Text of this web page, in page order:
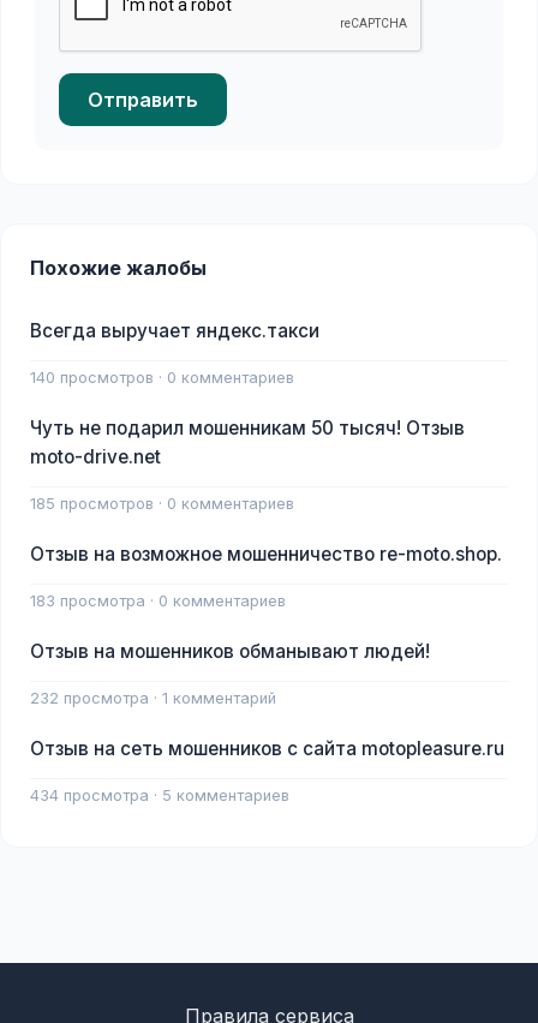
Отправить
Похожие жалобы
Всегда выручает яндекс.такси
140 просмотров · 0 комментариев
Чуть не подарил мошенникам 50 тысяч! Отзыв
moto-drive.net
185 просмотров · 0 комментариев
Отзыв на возможное мошенничество re-moto.shop.
183 просмотра · 0 комментариев
Отзыв на мошенников обманывают людей!
232 просмотра · 1 комментарий
Отзыв на сеть мошенников с сайта motopleasure.ru
434 просмотра · 5 комментариев
Правила сервиса